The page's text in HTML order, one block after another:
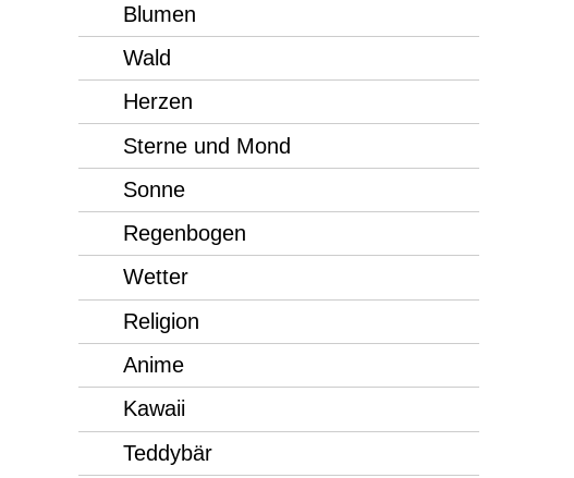
Blumen
Wald
Herzen
Sterne und Mond
Sonne
Regenbogen
Wetter
Religion
Anime
Kawaii
Teddybär